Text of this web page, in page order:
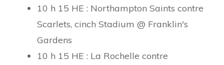
10 h 15 HE : Northampton Saints contre
Scarlets, cinch Stadium @ Franklin's
Gardens
10 h 15 HE : La Rochelle contre